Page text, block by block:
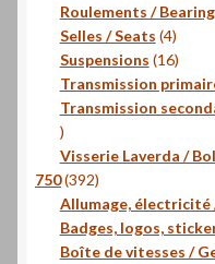
Roulements /
Selles / Seats 44
Suspensions 1616
Transmission
Transmission
16
produits
Visserie Laverda /
750 392392
produits
Allumage,
Badges, logos,
Boîte de vitesses /